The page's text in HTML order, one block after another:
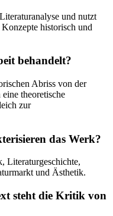
und nutzt
historisch und
behandelt?
Abriss von der
theoretische
zur
das Werk?
Literaturgeschichte,
und Ästhetik.
steht die Kritik von